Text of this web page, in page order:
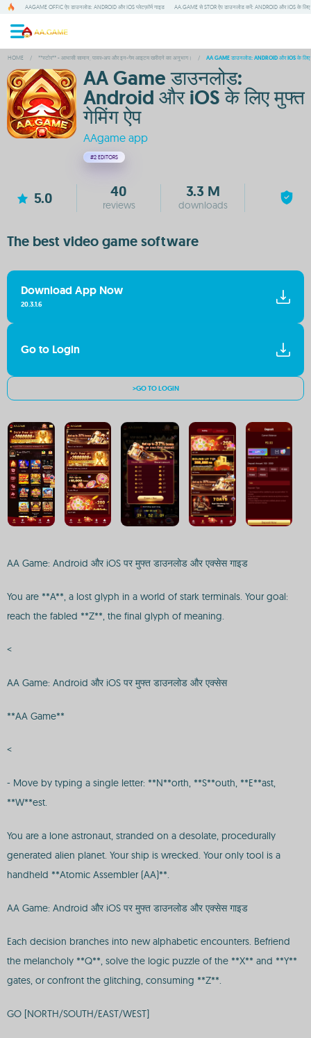
AAGAME OFFIC ऐप डाउनलोड: ANDROID और IOS प्लेटफ़ॉर्म गाइड AA.GAME से STOR ऐप डाउनलोड करें: ANDROID और IOS के लिए
HOME / **स्टोर** - आभासी सामान, पावर-अप और इन-गेम आइटम खरीदने का अनुभाग। / AA GAME डाउनलोड: ANDROID और IOS के लिए
AA Game डाउनलोड:
Android और iOS के लिए मुफ्त
गेमिंग ऐप
AAgame app
#2 EDITORS
5.0 40
reviews
3.3 M
downloads
The best video game software
Download App Now
20.3.1.6
Go to Login
>GO TO LOGIN
AA Game: Android और iOS पर मुफ्त डाउनलोड और एक्सेस गाइड
You are **A**, a lost glyph in a world of stark terminals. Your goal:
reach the fabled **Z**, the final glyph of meaning.
<
AA Game: Android और iOS पर मुफ्त डाउनलोड और एक्सेस
**AA Game**
<
- Move by typing a single letter: **N**orth, **S**outh, **E**ast,
**W**est.
You are a lone astronaut, stranded on a desolate, procedurally
generated alien planet. Your ship is wrecked. Your only tool is a
handheld **Atomic Assembler (AA)**.
AA Game: Android और iOS पर मुफ्त डाउनलोड और एक्सेस गाइड
Each decision branches into new alphabetic encounters. Befriend
the melancholy **Q**, solve the logic puzzle of the **X** and **Y**
gates, or confront the glitching, consuming **Z**.
GO [NORTH/SOUTH/EAST/WEST]